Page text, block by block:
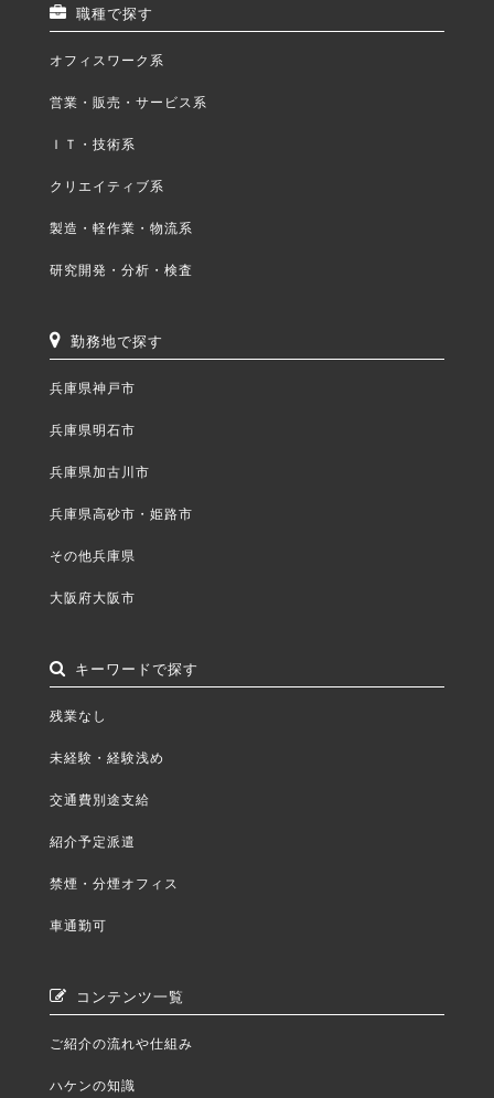
職種で探す
オフィスワーク系
営業・販売・サービス系
ＩＴ・技術系
クリエイティブ系
製造・軽作業・物流系
研究開発・分析・検査
勤務地で探す
兵庫県神戸市
兵庫県明石市
兵庫県加古川市
兵庫県高砂市・姫路市
その他兵庫県
大阪府大阪市
キーワードで探す
残業なし
未経験・経験浅め
交通費別途支給
紹介予定派遣
禁煙・分煙オフィス
車通勤可
コンテンツ一覧
ご紹介の流れや仕組み
ハケンの知識